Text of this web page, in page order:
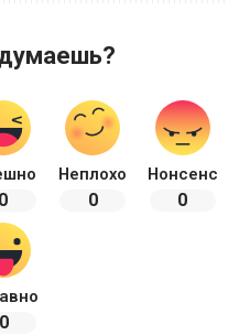
0
Неплохо
0
Нонсенс
0
0